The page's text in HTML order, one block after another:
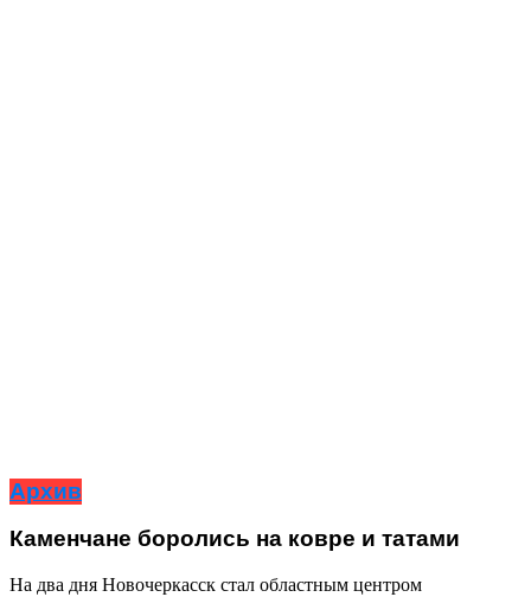
Архив
Каменчане боролись на ковре и татами
На два дня Новочеркасск стал областным центром